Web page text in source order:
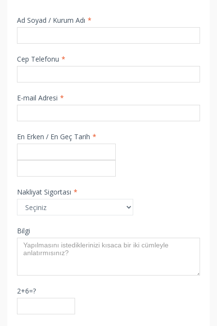
Ad Soyad / Kurum Adı *
Cep Telefonu *
E-mail Adresi *
En Erken / En Geç Tarih *
Nakliyat Sigortası *
Bilgi
2+6=?